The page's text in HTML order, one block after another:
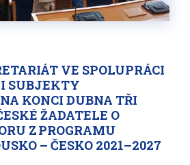
VE SPOLUPRÁCI
SUBJEKTY
KONCI DUBNA TŘI
ŽADATELE O
Z PROGRAMU
– ČESKO 2021–2027